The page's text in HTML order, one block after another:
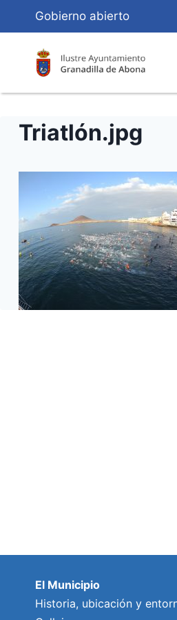
Contenido
Gobierno abierto
Triatlón.jpg
El Municipio
Historia, ubicación y